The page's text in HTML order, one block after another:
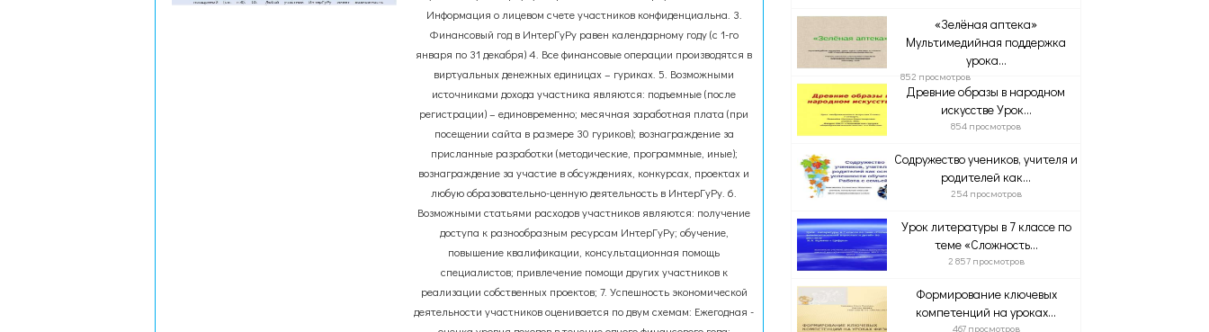
Информация о лицевом счете участников конфиденциальна. 3.
Финансовый год в ИнтерГуРу равен календарному году (с 1-го
января по 31 декабря) 4. Все финансовые операции производятся в
виртуальных денежных единицах – гуриках. 5. Возможными
источниками дохода участника являются: подъемные (после
регистрации) – единовременно; месячная заработная плата (при
посещении сайта в размере 30 гуриков); вознаграждение за
присланные разработки (методические, программные, иные);
вознаграждение за участие в обсуждениях, конкурсах, проектах и
любую образовательно-ценную деятельность в ИнтерГуРу. 6.
Возможными статьями расходов участников являются: получение
доступа к разнообразным ресурсам ИнтерГуРу; обучение,
повышение квалификации, консультационная помощь
специалистов; привлечение помощи других участников к
реализации собственных проектов; 7. Успешность экономической
деятельности участников оценивается по двум схемам: Ежегодная -
«Зелёная аптека»
Мультимедийная поддержка
урока...
852 просмотров
Древние образы в народном
искусстве Урок...
854 просмотров
Содружество учеников, учителя и
родителей как...
254 просмотров
Урок литературы в 7 классе по
теме «Сложность...
2 857 просмотров
Формирование ключевых
компетенций на уроках...
467 просмотров